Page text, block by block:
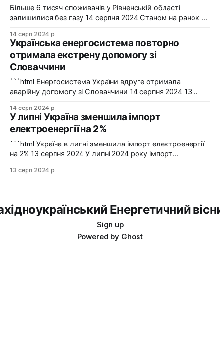
"Харківобленерго&
Більше 6 тисяч споживачів у Рівненській області
залишилися без газу 14 серпня 2024 Станом на ранок 14
області залишилися без газопостачання через
технологічні проблеми. Фото: Рівнегаз Також, в
Сумській області в одному з населених пунктів в
результаті удару керованою авіабомбою пошкоджено
сталевий
14 серп 2024 р.
Українська енергосистема повторно
отримала екстрену допомогу зі
Словаччини
```html Енергосистема України вдруге отримала
аварійну допомогу зі Словаччини 14 серпня 2024 13
аварійну допомогу зі Словаччини. Фото: Shutterstock "У
вчорашній день, 13 серпня, НЕК "Укренерго" запитала
аварійну допомогу з енергосистеми Словаччини", –
йдеться в повідомленні пресслужби оператора системи
передачі. Експорт
14 серп 2024 р.
У липні Україна зменшила імпорт
електроенергії на 2%
```html Україна в липні зменшила імпорт електроенергії
на 2% 13 серпня 2024 У липні 2024 року імпорт
червнем. Експорт залишався на нульовому рівні. Графіка:
13 серп 2024 р.
Енергетичний
Sign up
Powered by Ghost